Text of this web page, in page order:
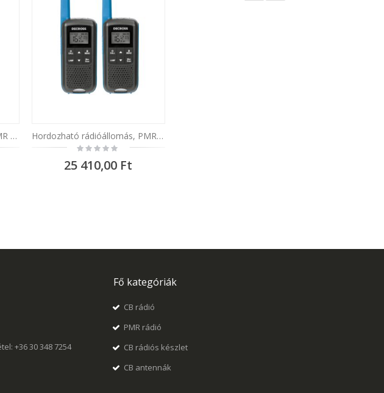
Hordozható rádióállomás PMR Dynascan EU-55, 446MHz, 0,5W, 16CH, CTCSS, DCS, 1500mAh, IP65 Hordozható rádióállomás, PMR PNI Decross DC63 Blue, 446MHz, 0,5W, 16CH, 1000mAh NiMH, IPx4, 2 darabos készlet
Rating:
0%
25 410,00 Ft
+36 30 348 7254
Fő kategóriák
CB rádió
PMR rádió
CB rádiós készlet
CB antennák